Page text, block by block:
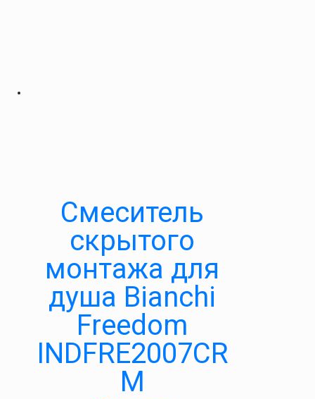
Смеситель
скрытого
монтажа для
душа Bianchi
Freedom
INDFRE2007CR
M